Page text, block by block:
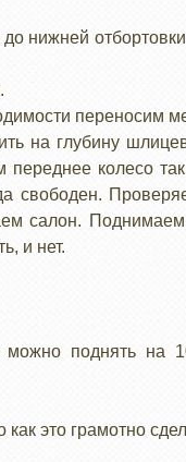
нижней
переносим
на глубину
колесо
свободен.
салон.
и нет.
поднять на
это грамотно